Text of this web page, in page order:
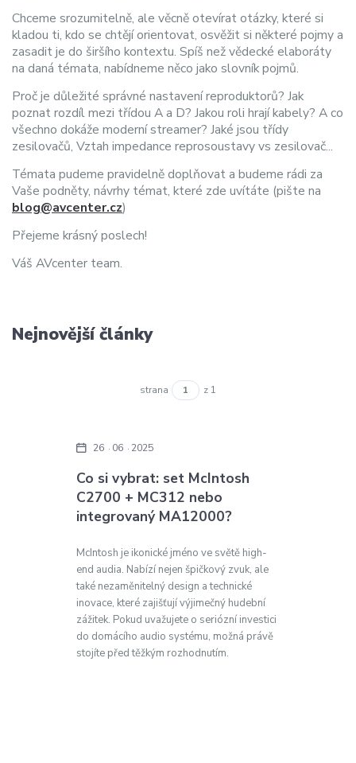
Chceme srozumitelně, ale věcně otevírat otázky, které si
kladou ti, kdo se chtějí orientovat, osvěžit si některé pojmy a
zasadit je do širšího kontextu. Spíš než vědecké elaboráty
na daná témata, nabídneme něco jako slovník pojmů.
Proč je důležité správné nastavení reproduktorů? Jak
poznat rozdíl mezi třídou A a D? Jakou roli hrají kabely? A co
všechno dokáže moderní streamer? Jaké jsou třídy
zesilovačů, Vztah impedance reprosoustavy vs zesilovač...
Témata pudeme pravidelně doplňovat a budeme rádi za
Vaše podněty, návrhy témat, které zde uvítáte (pište na
blog@avcenter.cz)
Přejeme krásný poslech!
Váš AVcenter team.
Nejnovější články
strana z 1
Co si vybrat: set McIntosh
C2700 + MC312 nebo
integrovaný MA12000?
26 06 2025
McIntosh je ikonické jméno ve světě high-
end audia. Nabízí nejen špičkový zvuk, ale
také nezaměnitelný design a technické
inovace, které zajišťují výjimečný hudební
zážitek. Pokud uvažujete o seriózní investici
do domácího audio systému, možná právě
stojíte před těžkým rozhodnutím.